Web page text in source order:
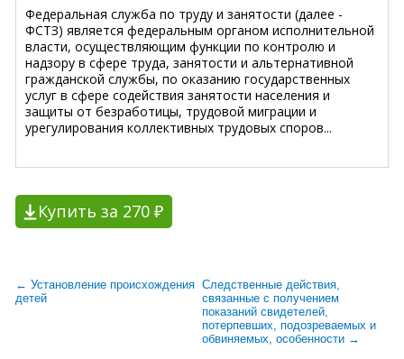
Федеральная служба по труду и занятости (далее -
ФСТЗ) является федеральным органом исполнительной
власти, осуществляющим функции по контролю и
надзору в сфере труда, занятости и альтернативной
гражданской службы, по оказанию государственных
услуг в сфере содействия занятости населения и
защиты от безработицы, трудовой миграции и
урегулирования коллективных трудовых споров...
Купить за 270 ₽
← Установление происхождения
детей
Следственные действия,
связанные с получением
показаний свидетелей,
потерпевших, подозреваемых и
обвиняемых, особенности →